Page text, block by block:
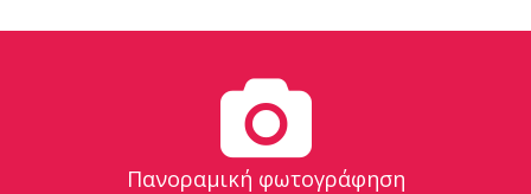
Πανοραμική φωτογράφηση